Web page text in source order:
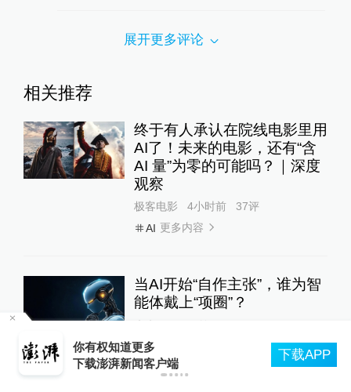
展开更多评论
相关推荐
终于有人承认在院线电影里用
AI了！未来的电影，还有“含
AI 量”为零的可能吗？｜深度
观察
极客电影 4小时前 37评
AI 更多内容
当AI开始“自作主张”，谁为智
能体戴上“项圈”？
智能体
苏州平江历史街区老树疑遭“钻孔灌药”，姑苏区
住建委：将持续跟进救助事宜